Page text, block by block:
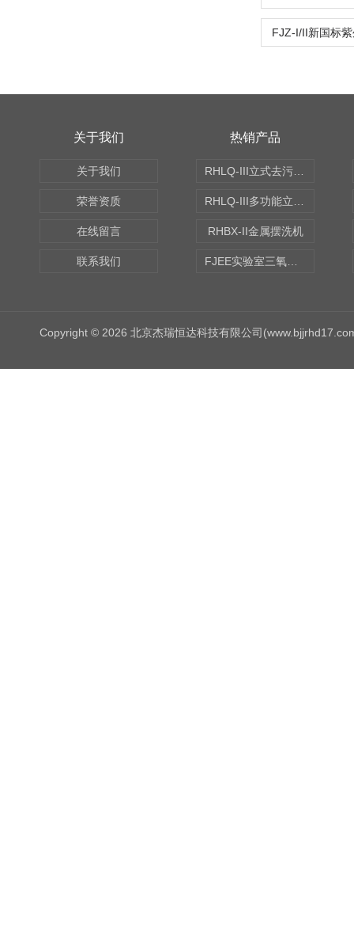
FJZ-I/II新国标
关于我们
关于我们
荣誉资质
在线留言
联系我们
热销产品
RHBX-II金属摆洗机
Copyright © 2026 北京杰瑞恒达科技有限公司